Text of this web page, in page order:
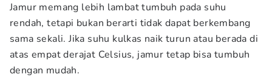
Jamur memang lebih lambat tumbuh pada suhu
rendah, tetapi bukan berarti tidak dapat berkembang
sama sekali. Jika suhu kulkas naik turun atau berada di
atas empat derajat Celsius, jamur tetap bisa tumbuh
dengan mudah.